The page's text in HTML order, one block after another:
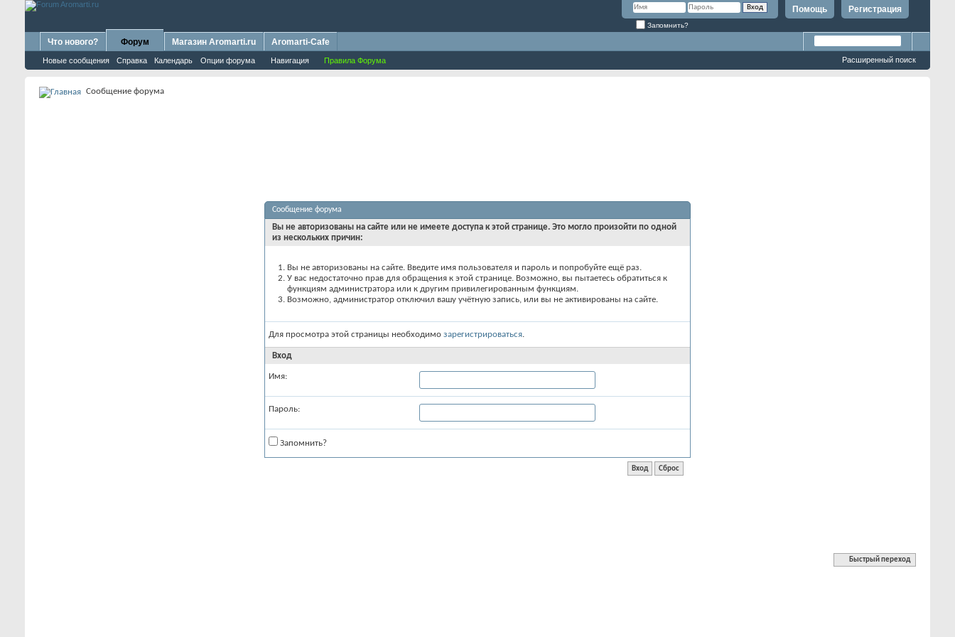
Регистрация
Помощь
Запомнить?
Что нового? Форум
Новые сообщения Справка Календарь Опции форума Навигация Правила Форума
Магазин Aromarti.ru Aromarti-Cafe
Расширенный поиск
Сообщение форума
Сообщение форума
Вы не авторизованы на сайте или не имеете доступа к этой странице. Это могло произойти по одной
из нескольких причин:
Вы не авторизованы на сайте. Введите имя пользователя и пароль и попробуйте ещё раз.
У вас недостаточно прав для обращения к этой странице. Возможно, вы пытаетесь обратиться к
функциям администратора или к другим привилегированным функциям.
Возможно, администратор отключил вашу учётную запись, или вы не активированы на сайте.
Для просмотра этой страницы необходимо зарегистрироваться.
Вход
Имя:
Пароль:
Запомнить?
Быстрый переход